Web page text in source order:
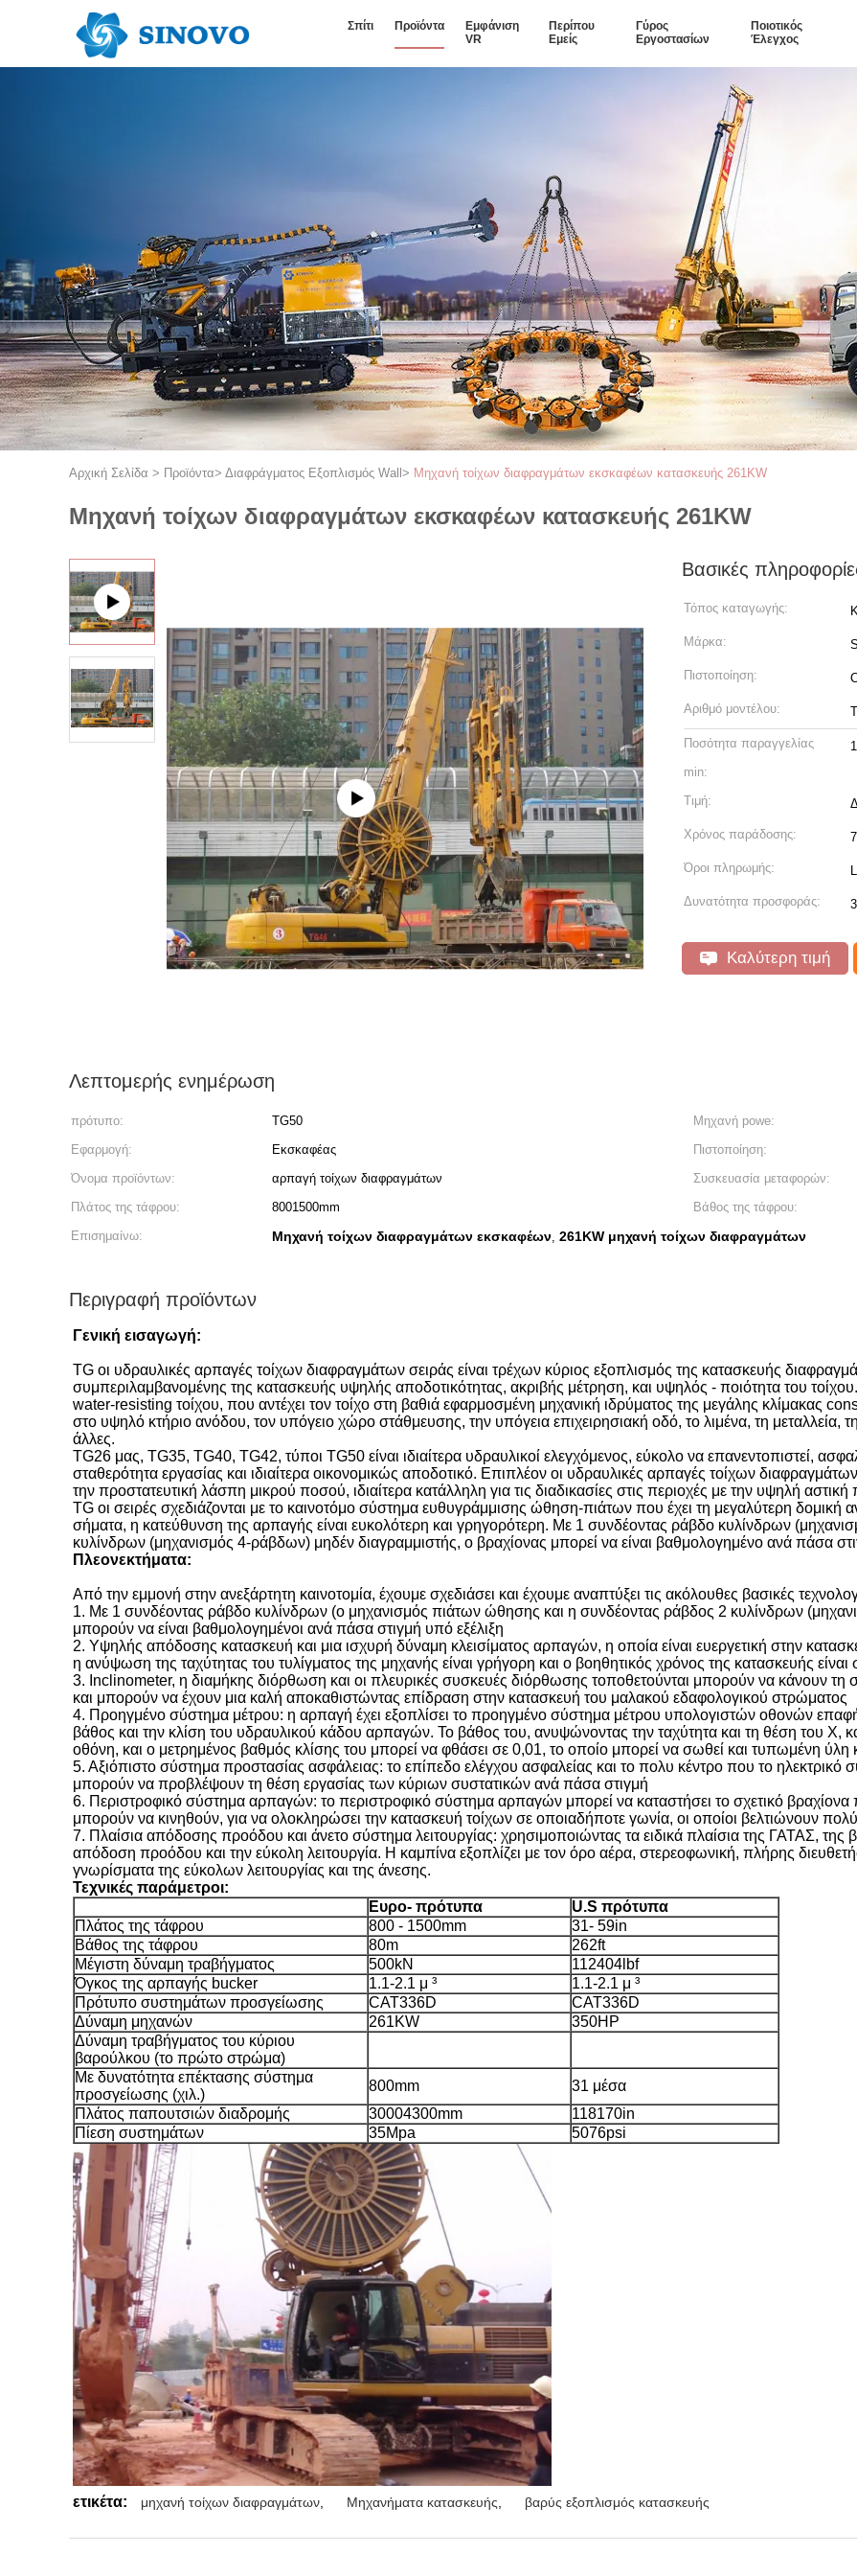
Σπίτι Προϊόντα
Εμφάνιση
VR
Περίπου
Εμείς
Γύρος
Εργοστασίων
Ποιοτικός
Έλεγχος
Αρχική Σελίδα > Προϊόντα> Διαφράγματος Εξοπλισμός Wall > Μηχανή τοίχων διαφραγμάτων εκσκαφέων κατασκευής 261KW
Μηχανή τοίχων διαφραγμάτων εκσκαφέων κατασκευής 261KW
Βασικές
Τόπος καταγωγής:
Μάρκα:
Πιστοποίηση:
Αριθμό μοντέλου:
Ποσότητα παραγγελίας
min:
Τιμή:
Χρόνος παράδοσης:
Όροι πληρωμής:
Δυνατότητα προσφοράς:
Καλύτερη τιμή
Λεπτομερής ενημέρωση
πρότυπο: TG50 Μηχανή powe:
Εφαρμογή:
Εκσκαφέας Πιστοποίηση:
Όνομα προϊόντων:
αρπαγή τοίχων διαφραγμάτων Συσκευασία μεταφορών:
Πλάτος της τάφρου:
8001500mm Βάθος της τάφρου:
Επισημαίνω:
Μηχανή τοίχων διαφραγμάτων εκσκαφέων, 261KW μηχανή τοίχων διαφραγμάτων
Περιγραφή προϊόντων
Γενική εισαγωγή:
TG οι υδραυλικές αρπαγές τοίχων διαφραγμάτων σειράς είναι τρέχων κύριος εξοπλισμός της κατασκευής
συμπεριλαμβανομένης της κατασκευής υψηλής αποδοτικότητας, ακριβής μέτρηση, και υψηλός - ποιότητα του
water-resisting τοίχου, που αντέχει τον τοίχο στη βαθιά εφαρμοσμένη μηχανική ιδρύματος της μεγάλης κλίμακας
στο υψηλό κτήριο ανόδου, τον υπόγειο χώρο στάθμευσης, την υπόγεια επιχειρησιακή οδό, το λιμένα, τη
άλλες.
TG26 μας, TG35, TG40, TG42, τύποι TG50 είναι ιδιαίτερα υδραυλικοί ελεγχόμενος, εύκολο να επανεντοπιστεί,
σταθερότητα εργασίας και ιδιαίτερα οικονομικώς αποδοτικό. Επιπλέον οι υδραυλικές αρπαγές τοίχων
την προστατευτική λάσπη μικρού ποσού, ιδιαίτερα κατάλληλη για τις διαδικασίες στις περιοχές με την υψηλή
TG οι σειρές σχεδιάζονται με το καινοτόμο σύστημα ευθυγράμμισης ώθηση-πιάτων που έχει τη μεγαλύτερη
σήματα, η κατεύθυνση της αρπαγής είναι ευκολότερη και γρηγορότερη. Με 1 συνδέοντας ράβδο κυλίνδρων
κυλίνδρων (μηχανισμός 4-ράβδων) μηδέν διαγραμμιστής, ο βραχίονας μπορεί να είναι βαθμολογημένο ανά πάσα
Πλεονεκτήματα:
Από την εμμονή στην ανεξάρτητη καινοτομία, έχουμε σχεδιάσει και έχουμε αναπτύξει τις ακόλουθες βασικές
1. Με 1 συνδέοντας ράβδο κυλίνδρων (ο μηχανισμός πιάτων ώθησης και η συνδέοντας ράβδος 2 κυλίνδρων
μπορούν να είναι βαθμολογημένοι ανά πάσα στιγμή υπό εξέλιξη
2. Υψηλής απόδοσης κατασκευή και μια ισχυρή δύναμη κλεισίματος αρπαγών, η οποία είναι ευεργετική στην
η ανύψωση της ταχύτητας του τυλίγματος της μηχανής είναι γρήγορη και ο βοηθητικός χρόνος της κατασκευής είναι
3. Inclinometer, η διαμήκης διόρθωση και οι πλευρικές συσκευές διόρθωσης τοποθετούνται μπορούν να κάνουν τη
και μπορούν να έχουν μια καλή αποκαθιστώντας επίδραση στην κατασκευή του μαλακού εδαφολογικού στρώματος
4. Προηγμένο σύστημα μέτρου: η αρπαγή έχει εξοπλίσει το προηγμένο σύστημα μέτρου υπολογιστών οθονών
βάθος και την κλίση του υδραυλικού κάδου αρπαγών. Το βάθος του, ανυψώνοντας την ταχύτητα και τη θέση του Χ,
οθόνη, και ο μετρημένος βαθμός κλίσης του μπορεί να φθάσει σε 0,01, το οποίο μπορεί να σωθεί και τυπωμένη
5. Αξιόπιστο σύστημα προστασίας ασφάλειας: το επίπεδο ελέγχου ασφαλείας και το πολυ κέντρο που το ηλεκτρικό
μπορούν να προβλέψουν τη θέση εργασίας των κύριων συστατικών ανά πάσα στιγμή
6. Περιστροφικό σύστημα αρπαγών: το περιστροφικό σύστημα αρπαγών μπορεί να καταστήσει το σχετικό βραχίονα
μπορούν να κινηθούν, για να ολοκληρώσει την κατασκευή τοίχων σε οποιαδήποτε γωνία, οι οποίοι βελτιώνουν
7. Πλαίσια απόδοσης προόδου και άνετο σύστημα λειτουργίας: χρησιμοποιώντας τα ειδικά πλαίσια της ΓΑΤΑΣ, της
απόδοση προόδου και την εύκολη λειτουργία. Η καμπίνα εξοπλίζει με τον όρο αέρα, στερεοφωνική, πλήρης
γνωρίσματα της εύκολων λειτουργίας και της άνεσης.
Τεχνικές παράμετροι:
Ευρο- πρότυπα
U.S πρότυπα
Πλάτος της τάφρου
800 - 1500mm
31- 59in
Βάθος της τάφρου
80m
262ft
Μέγιστη δύναμη τραβήγματος
500kN
112404lbf
Όγκος της αρπαγής bucker
1.1-2.1 μ ³
1.1-2.1 μ ³
Πρότυπο συστημάτων προσγείωσης
CAT336D
CAT336D
Δύναμη μηχανών
261KW
350HP
Δύναμη τραβήγματος του κύριου
βαρούλκου (το πρώτο στρώμα)
Με δυνατότητα επέκτασης σύστημα
προσγείωσης (χιλ.)
800mm
31 μέσα
Πλάτος παπουτσιών διαδρομής
30004300mm
118170in
Πίεση συστημάτων
35Mpa 5076psi
ετικέτα: μηχανή τοίχων διαφραγμάτων Μηχανήματα κατασκευής βαρύς εξοπλισμός κατασκευής